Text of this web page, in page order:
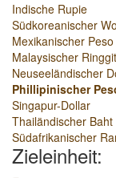
Indische Rupie
Südkoreanischer
Mexikanischer Peso
Malaysischer Ringgit
Neuseeländischer
Phillipinischer
Singapur-Dollar
Thailändischer Baht
Südafrikanischer
Zieleinheit: